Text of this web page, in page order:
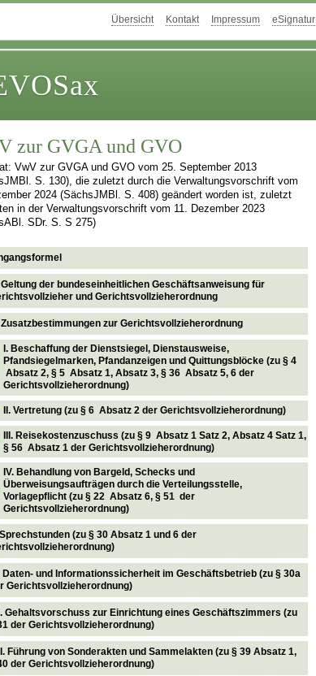
Übersicht Kontakt Impressum eSignatur
zur GVGA und GVO
VwV zur GVGA und GVO vom 25. September 2013
S. 130), die zuletzt durch die Verwaltungsvorschrift vom
2024 (SächsJMBl. S. 408) geändert worden ist, zuletzt
in der Verwaltungsvorschrift vom 11. Dezember 2023
SDr. S. S 275)
der bundeseinheitlichen Geschäftsanweisung für
und Gerichtsvollzieherordnung
zur Gerichtsvollzieherordnung
I. Beschaffung der Dienstsiegel, Dienstausweise,
Pfandsiegelmarken, Pfandanzeigen und Quittungsblöcke (zu § 4
Absatz 2, § 5 Absatz 1, Absatz 3, § 36 Absatz 5, 6 der
Gerichtsvollzieherordnung)
II. Vertretung (zu § 6 Absatz 2 der Gerichtsvollzieherordnung)
III. Reisekostenzuschuss (zu § 9 Absatz 1 Satz 2, Absatz 4 Satz 1,
§ 56 Absatz 1 der Gerichtsvollzieherordnung)
IV. Behandlung von Bargeld, Schecks und
Überweisungsaufträgen durch die Verteilungsstelle,
Vorlagepflicht (zu § 22 Absatz 6, § 51 der
Gerichtsvollzieherordnung)
(zu § 30 Absatz 1 und 6 der
Daten- und Informationssicherheit im Geschäftsbetrieb (zu § 30a
Gerichtsvollzieherordnung)
Gehaltsvorschuss zur Einrichtung eines Geschäftszimmers (zu
der Gerichtsvollzieherordnung)
Führung von Sonderakten und Sammelakten (zu § 39 Absatz 1,
der Gerichtsvollzieherordnung)